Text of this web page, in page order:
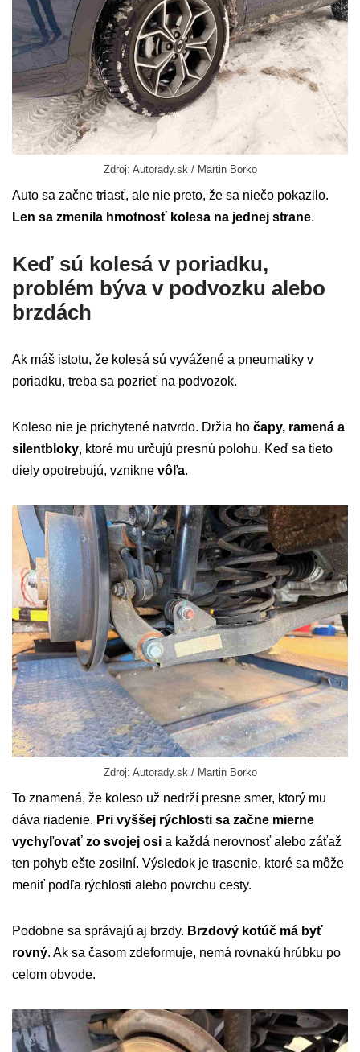
Zdroj: Autorady.sk / Martin Borko
Auto sa začne triasť, ale nie preto, že sa niečo pokazilo.
Len sa zmenila hmotnosť kolesa na jednej strane.
Keď sú kolesá v poriadku,
problém býva v podvozku alebo
brzdách
Ak máš istotu, že kolesá sú vyvážené a pneumatiky v
poriadku, treba sa pozrieť na podvozok.
Koleso nie je prichytené natvrdo. Držia ho čapy, ramená a
silentbloky, ktoré mu určujú presnú polohu. Keď sa tieto
diely opotrebujú, vznikne vôľa.
Zdroj: Autorady.sk / Martin Borko
To znamená, že koleso už nedrží presne smer, ktorý mu
dáva riadenie. Pri vyššej rýchlosti sa začne mierne
vychyľovať zo svojej osi a každá nerovnosť alebo záťaž
ten pohyb ešte zosilní. Výsledok je trasenie, ktoré sa môže
meniť podľa rýchlosti alebo povrchu cesty.
Podobne sa správajú aj brzdy. Brzdový kotúč má byť
rovný. Ak sa časom zdeformuje, nemá rovnakú hrúbku po
celom obvode.